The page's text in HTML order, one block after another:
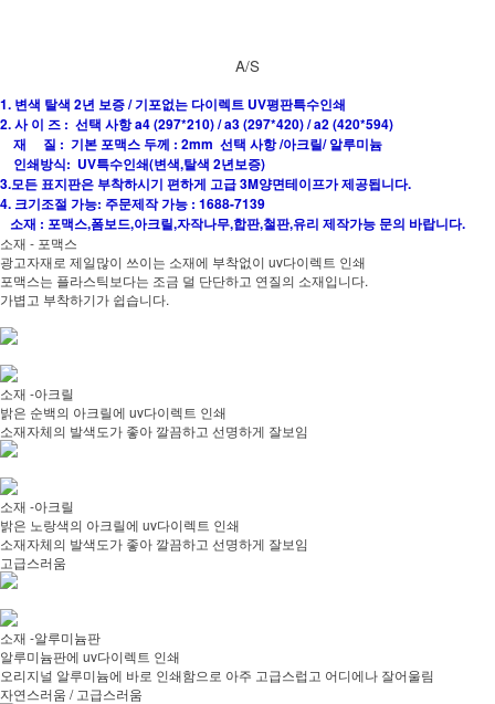
A/S
1. 변색 탈색 2년 보증 / 기포없는 다이렉트 UV평판특수인쇄
2. 사 이 즈 : 선택 사항 a4 (297*210) / a3 (297*420) / a2 (420*594)
재 질 : 기본 포맥스 두께 : 2mm 선택 사항 /아크릴/ 알루미늄
인쇄방식: UV특수인쇄(변색,탈색 2년보증)
3.모든 표지판은 부착하시기 편하게 고급 3M양면테이프가 제공됩니다.
4. 크기조절 가능: 주문제작 가능 : 1688-7139
소재 : 포맥스,폼보드,아크릴,자작나무,합판,철판,유리 제작가능 문의 바랍니다.
소재 - 포맥스
광고자재로 제일많이 쓰이는 소재에 부착없이 uv다이렉트 인쇄
포맥스는 플라스틱보다는 조금 덜 단단하고 연질의 소재입니다.
가볍고 부착하기가 쉽습니다.
소재 -아크릴
밝은 순백의 아크릴에 uv다이렉트 인쇄
소재자체의 발색도가 좋아 깔끔하고 선명하게 잘보임
소재 -아크릴
밝은 노랑색의 아크릴에 uv다이렉트 인쇄
소재자체의 발색도가 좋아 깔끔하고 선명하게 잘보임
고급스러움
소재 -알루미늄판
알루미늄판에 uv다이렉트 인쇄
오리지널 알루미늄에 바로 인쇄함으로 아주 고급스럽고 어디에나 잘어울림
자연스러움 / 고급스러움